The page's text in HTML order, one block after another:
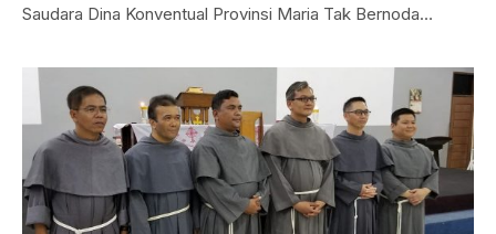
Saudara Dina Konventual Provinsi Maria Tak Bernoda…